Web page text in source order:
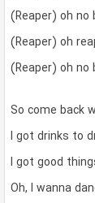
(Reaper) oh no
(Reaper) oh
(Reaper) oh no
So come back
I got drinks to
I got good
Oh, I wanna